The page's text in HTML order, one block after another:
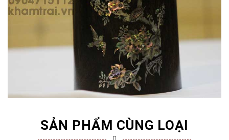
SẢN PHẨM CÙNG LOẠI